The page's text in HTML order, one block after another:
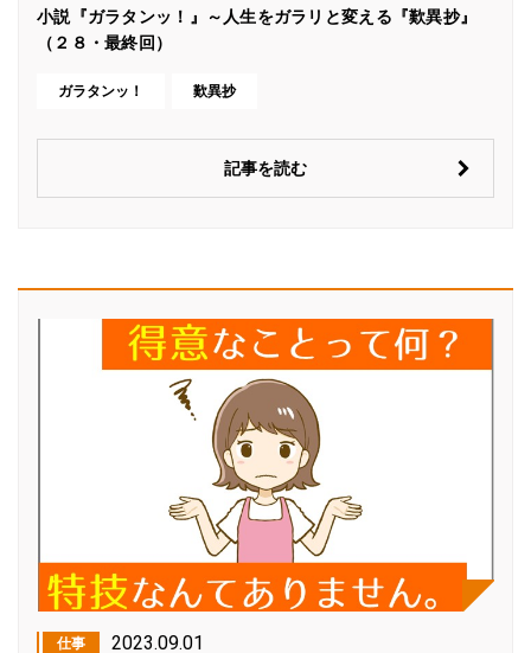
小説『ガラタンッ！』～人生をガラリと変える『歎異抄』
（２８・最終回）
ガラタンッ！ 歎異抄
記事を読む
仕事 2023.09.01